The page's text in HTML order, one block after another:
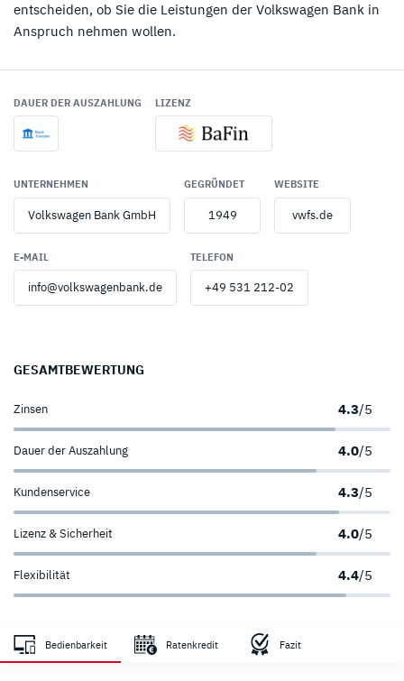
entscheiden, ob Sie die Leistungen der Volkswagen Bank in
Anspruch nehmen wollen.
DAUER DER AUSZAHLUNG LIZENZ
UNTERNEHMEN
Volkswagen Bank GmbH
GEGRÜNDET
1949
WEBSITE
vwfs.de
E-MAIL
info@volkswagenbank.de
TELEFON
+49 531 212-02
GESAMTBEWERTUNG
Zinsen 4.3/5
Dauer der Auszahlung 4.0/5
Kundenservice 4.3/5
Lizenz & Sicherheit 4.0/5
Flexibilität 4.4/5
Bedienbarkeit Ratenkredit Fazit